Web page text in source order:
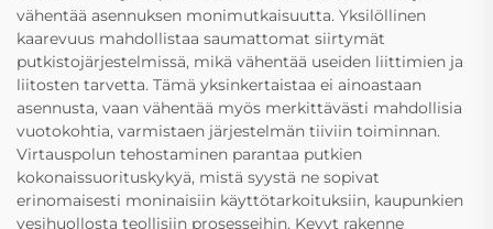
vähentää asennuksen monimutkaisuutta. Yksilöllinen
kaarevuus mahdollistaa saumattomat siirtymät
putkistojärjestelmissä, mikä vähentää useiden liittimien ja
liitosten tarvetta. Tämä yksinkertaistaa ei ainoastaan
asennusta, vaan vähentää myös merkittävästi mahdollisia
vuotokohtia, varmistaen järjestelmän tiiviin toiminnan.
Virtauspolun tehostaminen parantaa putkien
kokonaissuorituskykyä, mistä syystä ne sopivat
erinomaisesti moninaisiin käyttötarkoituksiin, kaupunkien
vesihuollosta teollisiin prosesseihin. Kevyt rakenne